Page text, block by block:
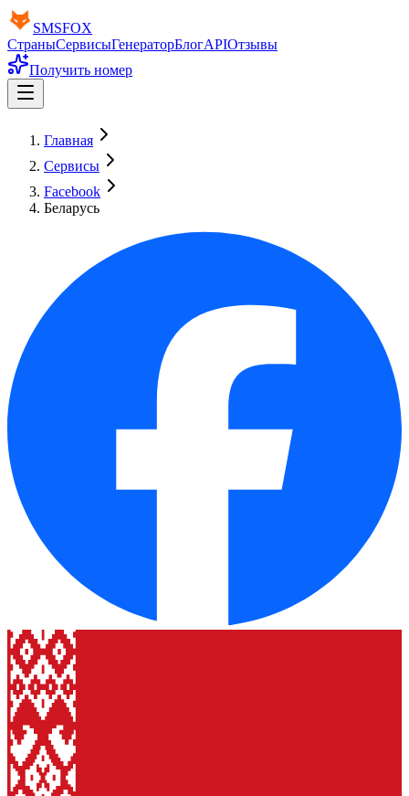
SMSFOX
СтраныСервисыГенераторБлогAPIОтзывы
Получить номер
Главная
Сервисы
Facebook
Беларусь